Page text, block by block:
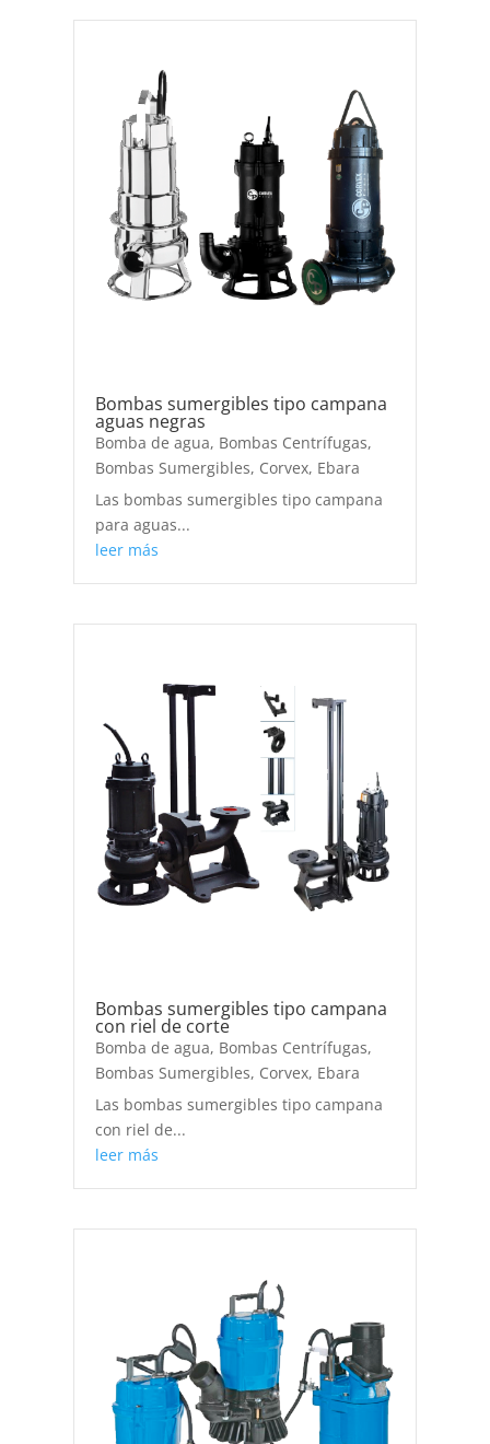
Bombas sumergibles tipo campana
aguas negras
Bomba de agua, Bombas Centrífugas,
Bombas Sumergibles, Corvex, Ebara
Las bombas sumergibles tipo campana
para aguas...
leer más
Bombas sumergibles tipo campana
con riel de corte
Bomba de agua, Bombas Centrífugas,
Bombas Sumergibles, Corvex, Ebara
Las bombas sumergibles tipo campana
con riel de...
leer más